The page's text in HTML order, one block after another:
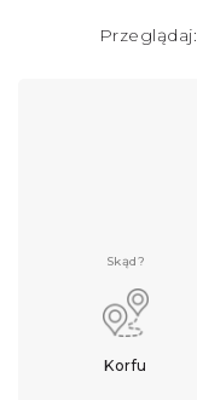
Przeglądaj:
Skąd?
Korfu